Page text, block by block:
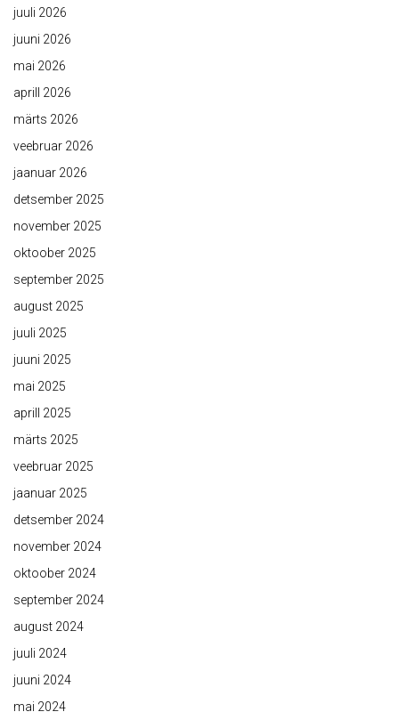
juuli 2026
juuni 2026
mai 2026
aprill 2026
märts 2026
veebruar 2026
jaanuar 2026
detsember 2025
november 2025
oktoober 2025
september 2025
august 2025
juuli 2025
juuni 2025
mai 2025
aprill 2025
märts 2025
veebruar 2025
jaanuar 2025
detsember 2024
november 2024
oktoober 2024
september 2024
august 2024
juuli 2024
juuni 2024
mai 2024